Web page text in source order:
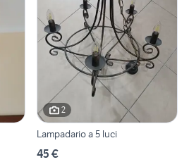
2
Lampadario a 5 luci
45 €